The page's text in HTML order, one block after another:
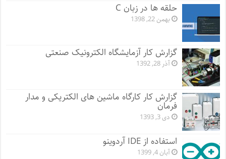
حلقه ها در زبان C
بهمن 22, 1398
گزارش کار آزمایشگاه الکترونیک صنعتی
آذر 28, 1392
گزارش کار کارگاه ماشین های الکتریکی و مدار
فرمان
دی 3, 1393
استفاده از IDE آردوینو
آبان 4, 1399